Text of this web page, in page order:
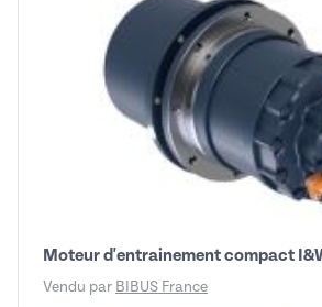
Moteur d'entrainement compact
Vendu par BIBUS France